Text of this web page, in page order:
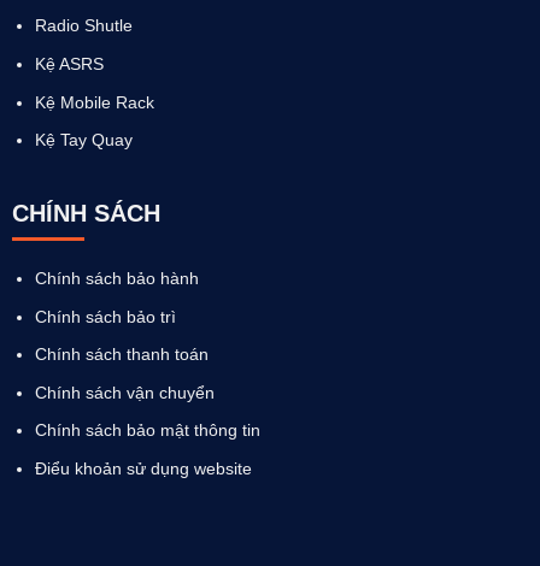
Radio Shutle
Kệ ASRS
Kệ Mobile Rack
Kệ Tay Quay
CHÍNH SÁCH
Chính sách bảo hành
Chính sách bảo trì
Chính sách thanh toán
Chính sách vận chuyển
Chính sách bảo mật thông tin
Điểu khoản sử dụng website